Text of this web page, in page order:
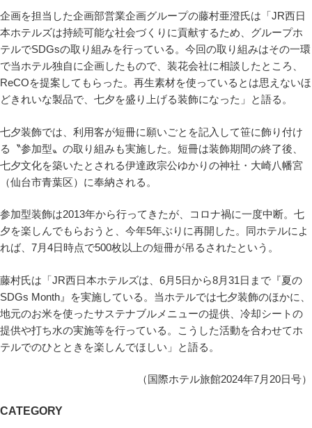
企画を担当した企画部営業企画グループの藤村亜澄氏は「JR西日
本ホテルズは持続可能な社会づくりに貢献するため、グループホ
テルでSDGsの取り組みを行っている。今回の取り組みはその一環
で当ホテル独自に企画したもので、装花会社に相談したところ、
ReCOを提案してもらった。再生素材を使っているとは思えないほ
どきれいな製品で、七夕を盛り上げる装飾になった」と語る。
七夕装飾では、利用客が短冊に願いごとを記入して笹に飾り付け
る〝参加型〟の取り組みも実施した。短冊は装飾期間の終了後、
七⼣⽂化を築いたとされる伊達政宗公ゆかりの神社・⼤崎⼋幡宮
（仙台市青葉区）に奉納される。
参加型装飾は2013年から行ってきたが、コロナ禍に一度中断。七
夕を楽しんでもらおうと、今年5年ぶりに再開した。同ホテルによ
れば、7月4日時点で500枚以上の短冊が吊るされたという。
藤村氏は「JR西日本ホテルズは、6月5日から8月31日まで『夏の
SDGs Month』を実施している。当ホテルでは七夕装飾のほかに、
地元のお米を使ったサステナブルメニューの提供、冷却シートの
提供や打ち水の実施等を行っている。こうした活動を合わせてホ
テルでのひとときを楽しんでほしい」と語る。
（国際ホテル旅館2024年7月20日号）
CATEGORY